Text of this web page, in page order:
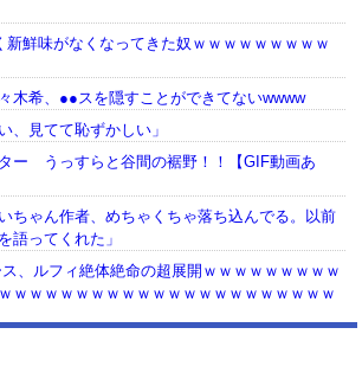
新鮮味がなくなってきた奴ｗｗｗｗｗｗｗｗｗ
木希、●●スを隠すことができてないwwww
、見てて恥ずかしい」
ー うっすらと谷間の裾野！！【GIF動画あ
ちゃん作者、めちゃくちゃ落ち込んでる。以前
語ってくれた」
ス、ルフィ絶体絶命の超展開ｗｗｗｗｗｗｗｗｗ
ｗｗｗｗｗｗｗｗｗｗｗｗｗｗｗｗｗｗｗｗｗ